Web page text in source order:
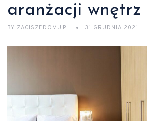
aranżacji wnętrz
BY ZACISZEDOMU.PL 31 GRUDNIA 2021